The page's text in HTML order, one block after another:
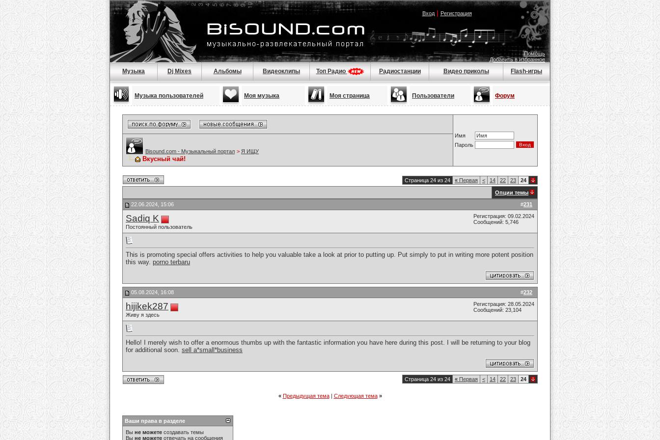
Вход| Регистрация
Помощь
Добавить в избранное
Музыка Dj Mixes Альбомы Видеоклипы Топ Радио Радиостанции Видео приколы Flash-игры
Музыка пользователей Моя музыка Моя страница Пользователи Форум
Имя
Пароль
Bisound.com - Музыкальный портал > Я ИЩУ
Вкусный чай!
Страница 24 из 24 « Первая < 14 22 23 24
Опции темы
#231
22.06.2024, 15:06
Sadiq K
Постоянный пользователь
Регистрация: 09.02.2024
Сообщений: 5,746
This is promoting special offers activities to help you valuable take a look at prior to putting up. Put simply to put in writing more potent position
this way. porno terbaru
#232
05.08.2024, 16:08
hijikek287
Живу я здесь
Регистрация: 28.05.2024
Сообщений: 23,104
Hello! I merely wish to offer a enormous thumbs up with the fantastic information you have here during this post. I will be returning to your blog
for additional soon. sell a*small*business
Страница 24 из 24 « Первая < 14 22 23 24
« Предыдущая тема| Следующая тема »
Ваши права в разделе
Вы не можете создавать темы
Вы не можете отвечать на сообщения